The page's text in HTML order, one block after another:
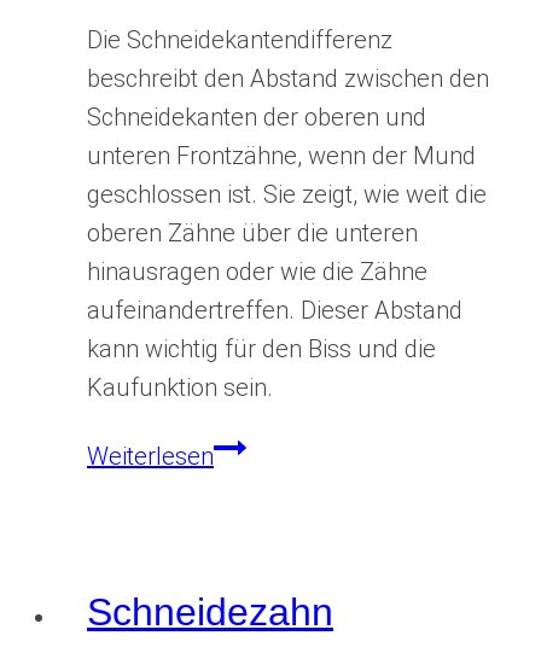
Die Schneidekantendifferenz
beschreibt den Abstand zwischen den
Schneidekanten der oberen und
unteren Frontzähne, wenn der Mund
geschlossen ist. Sie zeigt, wie weit die
oberen Zähne über die unteren
hinausragen oder wie die Zähne
aufeinandertreffen. Dieser Abstand
kann wichtig für den Biss und die
Kaufunktion sein.
WeiterlesenSchneidekantendifferenz
Schneidezahn